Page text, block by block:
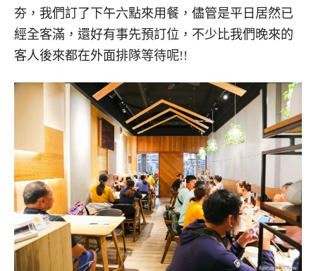
夯，我們訂了下午六點來用餐，儘管是平日居然已
經全客滿，還好有事先預訂位，不少比我們晚來的
客人後來都在外面排隊等待呢!!